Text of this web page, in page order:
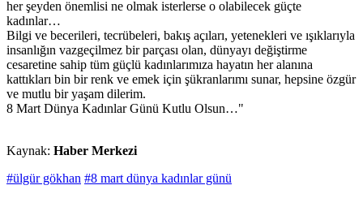
her şeyden önemlisi ne olmak isterlerse o olabilecek güçte
kadınlar…
Bilgi ve becerileri, tecrübeleri, bakış açıları, yetenekleri ve ışıklarıyla
insanlığın vazgeçilmez bir parçası olan, dünyayı değiştirme
cesaretine sahip tüm güçlü kadınlarımıza hayatın her alanına
kattıkları bin bir renk ve emek için şükranlarımı sunar, hepsine özgür
ve mutlu bir yaşam dilerim.
8 Mart Dünya Kadınlar Günü Kutlu Olsun…"
Kaynak: Haber Merkezi
#ülgür gökhan #8 mart dünya kadınlar günü